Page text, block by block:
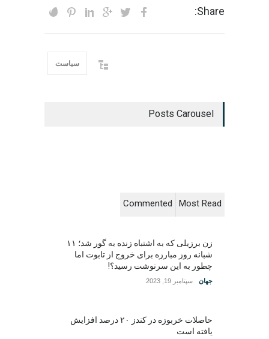
Share:
سیاست
Posts Carousel
Most Read
Commented
زن برزیلی که به اشتباه زنده به گور شد؛ ۱۱
شبانه روز مبارزه برای خروج از تابوت اما
چطور به این سرنوشت رسید؟!
جهان سپتامبر 19, 2023
حاصلات خربوزه در کندز ۲۰ درصد افزایش
یافته است